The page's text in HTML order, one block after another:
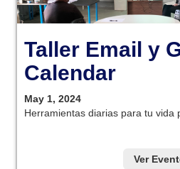
Taller Email y
Calendar
May 1, 2024
Herramientas diarias para tu vida
Ver